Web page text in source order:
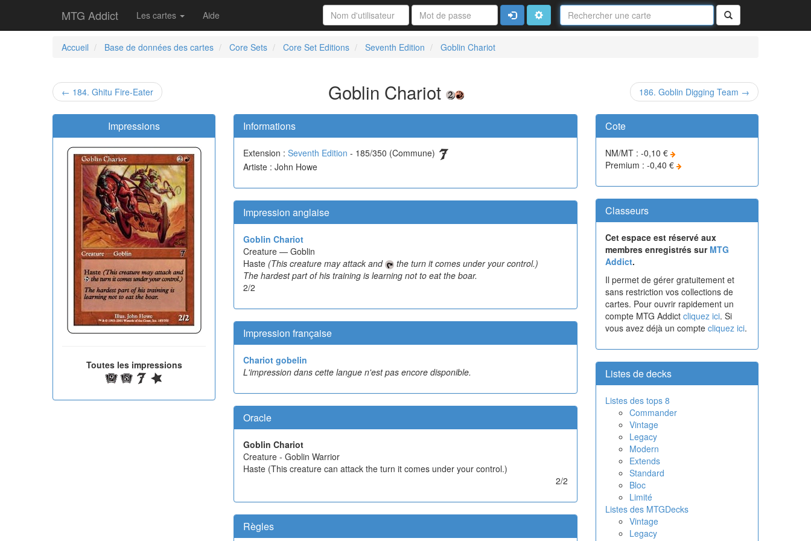
MTG Addict Les cartes Aide
Nom
de
la
Rechercher
ConnexionAvancé
Accueil
Base de données des cartes Core Sets Core Set Editions Seventh Edition Goblin Chariot
← 184. Ghitu Fire-Eater Goblin Chariot 186. Goblin Digging Team →
Impressions
Toutes les impressions
Informations
Extension : Seventh Edition - 185/350 (Commune)
Artiste : John Howe
Impression anglaise
Goblin Chariot
Creature — Goblin
Haste (This creature may attack and
the turn it comes under your control.)
The hardest part of his training is learning not to eat the boar.
2/2
Impression française
Chariot gobelin
L'impression dans cette langue n'est pas encore disponible.
Oracle
Goblin Chariot
Creature - Goblin Warrior
Haste (This creature can attack the turn it comes under your control.)
2/2
Règles
Cote
NM/MT : -0,10 €
Premium : -0,40 €
Classeurs
Cet espace est réservé aux
membres enregistrés sur MTG
Addict.
Il permet de gérer gratuitement et
sans restriction vos collections de
cartes. Pour ouvrir rapidement un
compte MTG Addict cliquez ici. Si
vous avez déjà un compte cliquez ici.
Listes de decks
Listes des tops 8
Commander
Vintage
Legacy
Modern
Extends
Standard
Bloc
Limité
Listes des MTGDecks
Vintage
Legacy